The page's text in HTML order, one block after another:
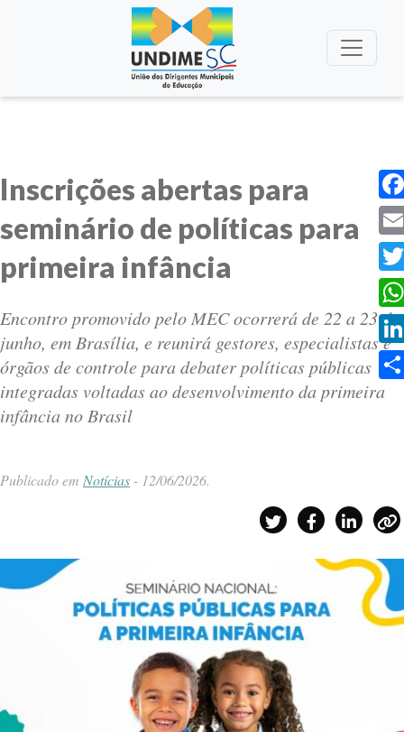
Inscrições abertas para
seminário de políticas para
primeira infância
Encontro promovido pelo MEC ocorrerá de 22 a 23 de
junho, em Brasília, e reunirá gestores, especialistas e
órgãos de controle para debater políticas públicas
integradas voltadas ao desenvolvimento da primeira
infância no Brasil
Publicado em Notícias - 12/06/2026.